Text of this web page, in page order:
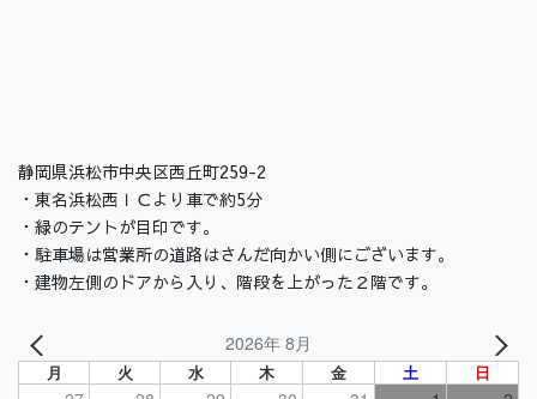
静岡県浜松市中央区西丘町259-2
・東名浜松西ＩＣより車で約5分
・緑のテントが目印です。
・駐車場は営業所の道路はさんだ向かい側にございます。
・建物左側のドアから入り、階段を上がった２階です。
2026年 8月
月 火 水 木 金 土 日